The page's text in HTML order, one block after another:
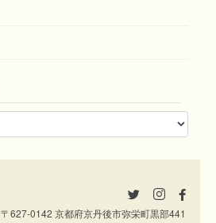
〒627-0142 京都府京丹後市弥栄町黒部441